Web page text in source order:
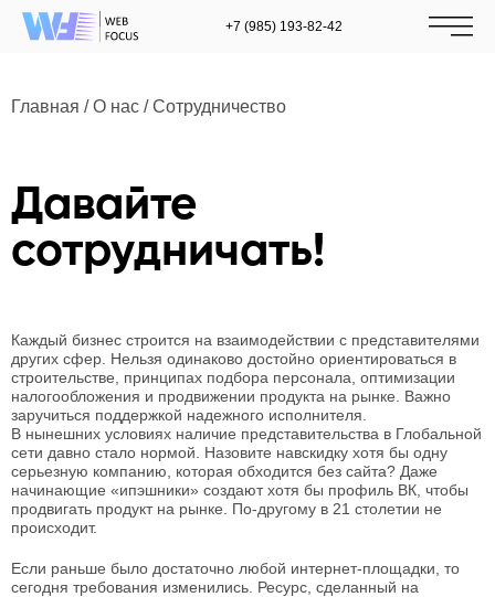
+7 (985) 193-82-42
Главная /О нас /Сотрудничество
Давайте
сотрудничать!
Каждый бизнес строится на взаимодействии с представителями
других сфер. Нельзя одинаково достойно ориентироваться в
строительстве, принципах подбора персонала, оптимизации
налогообложения и продвижении продукта на рынке. Важно
заручиться поддержкой надежного исполнителя.
В нынешних условиях наличие представительства в Глобальной
сети давно стало нормой. Назовите навскидку хотя бы одну
серьезную компанию, которая обходится без сайта? Даже
начинающие «ипэшники» создают хотя бы профиль ВК, чтобы
продвигать продукт на рынке. По-другому в 21 столетии не
происходит.
Если раньше было достаточно любой интернет-площадки, то
сегодня требования изменились. Ресурс, сделанный на